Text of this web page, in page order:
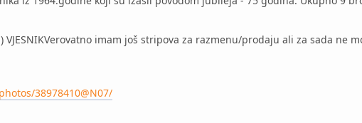
Verovatno imam još stripova za razmenu/prodaju ali za sada ne
38978410@N07/